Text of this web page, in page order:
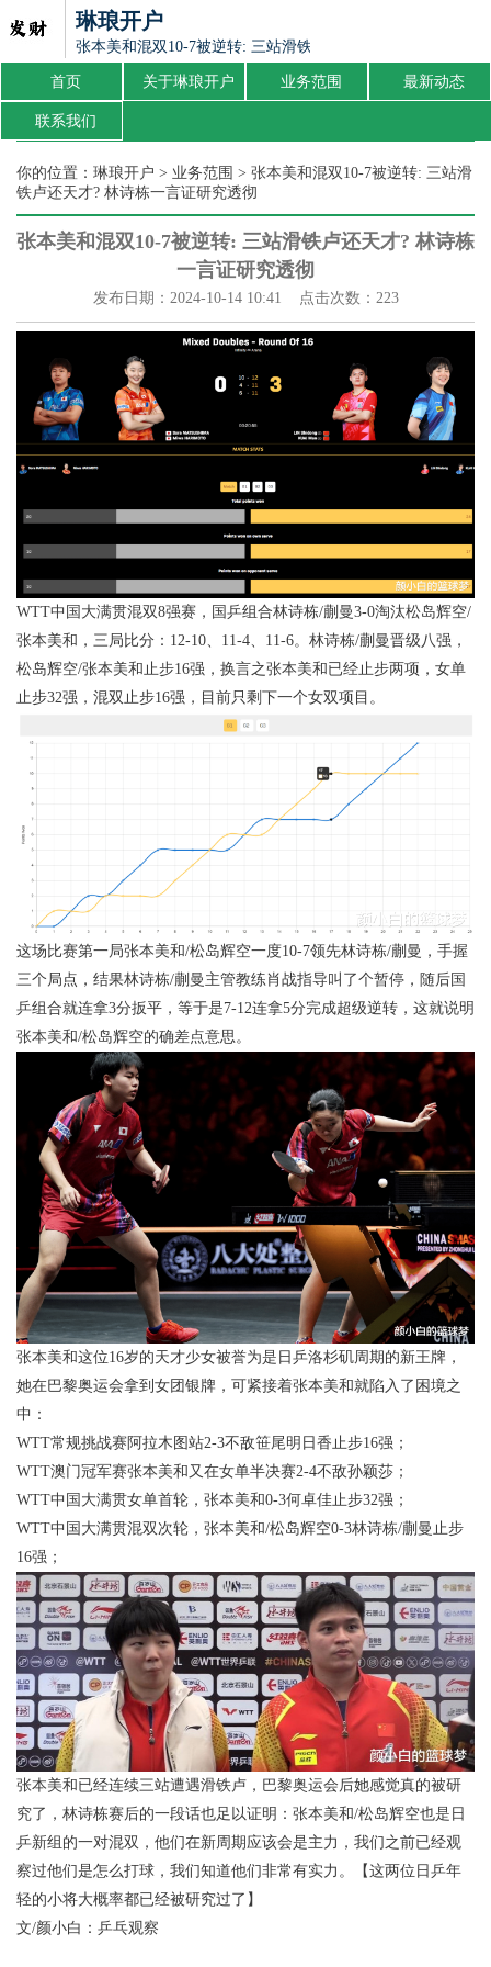
琳琅开户
张本美和混双10-7被逆转: 三站滑铁卢还天才? 林诗栋一言证
首页 关于琳琅开户 业务范围 最新动态
联系我们
你的位置： 琳琅开户 > 业务范围 > 张本美和混双10-7被逆转: 三站滑
铁卢还天才? 林诗栋一言证研究透彻
张本美和混双10-7被逆转: 三站滑铁卢还天才? 林诗栋
一言证研究透彻
发布日期：2024-10-14 10:41 点击次数：223
WTT中国大满贯混双8强赛，国乒组合林诗栋/蒯曼3-0淘汰松岛辉空/
张本美和，三局比分：12-10、11-4、11-6。林诗栋/蒯曼晋级八强，
松岛辉空/张本美和止步16强，换言之张本美和已经止步两项，女单
止步32强，混双止步16强，目前只剩下一个女双项目。
这场比赛第一局张本美和/松岛辉空一度10-7领先林诗栋/蒯曼，手握
三个局点，结果林诗栋/蒯曼主管教练肖战指导叫了个暂停，随后国
乒组合就连拿3分扳平，等于是7-12连拿5分完成超级逆转，这就说明
张本美和/松岛辉空的确差点意思。
张本美和这位16岁的天才少女被誉为是日乒洛杉矶周期的新王牌，
她在巴黎奥运会拿到女团银牌，可紧接着张本美和就陷入了困境之
中：
WTT常规挑战赛阿拉木图站2-3不敌笹尾明日香止步16强；
WTT澳门冠军赛张本美和又在女单半决赛2-4不敌孙颖莎；
WTT中国大满贯女单首轮，张本美和0-3何卓佳止步32强；
WTT中国大满贯混双次轮，张本美和/松岛辉空0-3林诗栋/蒯曼止步
16强；
张本美和已经连续三站遭遇滑铁卢，巴黎奥运会后她感觉真的被研
究了，林诗栋赛后的一段话也足以证明：张本美和/松岛辉空也是日
乒新组的一对混双，他们在新周期应该会是主力，我们之前已经观
察过他们是怎么打球，我们知道他们非常有实力。【这两位日乒年
轻的小将大概率都已经被研究过了】
文/颜小白：乒乓观察